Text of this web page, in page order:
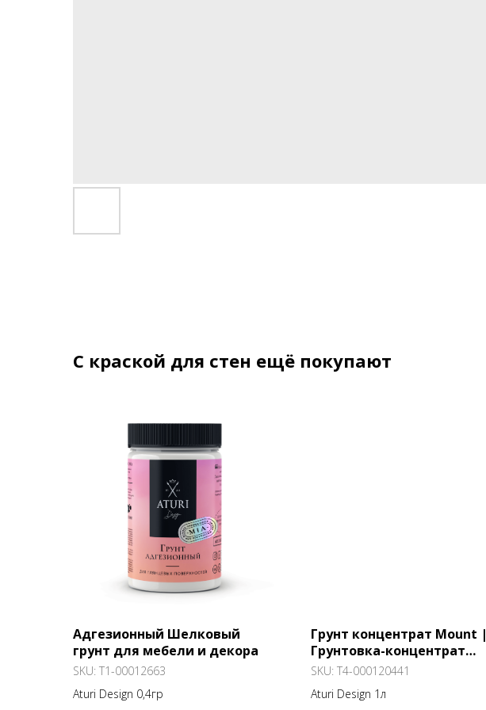
С краской для стен ещё покупают
Адгезионный Шелковый
грунт для мебели и декора
SKU: T1-00012663
Aturi Design 0,4гр
Грунт концентрат Mount |
Грунтовка-концентрат
глубокого проникновения
SKU: T4-000120441
Aturi Design 1л